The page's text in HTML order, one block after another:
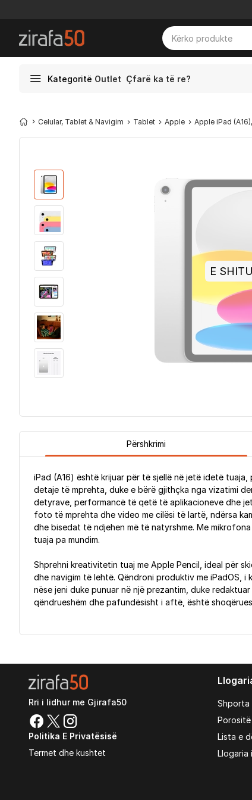
Kategoritë Outlet Çfarë ka të re?
Celular, Tablet & Navigim Tablet Apple Apple iPad
E
Përshkrimi
iPad (A16) është krijuar për të sjellë në jetë idetë tuaja,
detaje të mprehta, duke e bërë gjithçka nga vizatimi
detyrave, performancë të qetë të aplikacioneve dhe
foto të mprehta dhe video me cilësi të lartë, ndërsa
dhe bisedat të ndjehen më të natyrshme. Me
tuaja pa mundim.
Shprehni kreativitetin tuaj me Apple Pencil, ideal për
dhe navigim të lehtë. Qëndroni produktiv me iPadOS,
nëse jeni duke punuar në një prezantim, duke
qëndrueshëm dhe pafundësisht i aftë, është
Rri i lidhur me Gjirafa50
Politika E Privatësisë
Termet dhe kushtet
Shporta
Porositë
Lista e
Llogaria